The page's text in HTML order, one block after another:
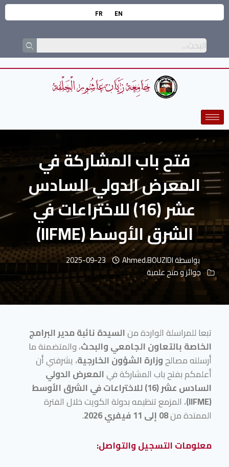
EN
FR
فتح باب المشاركة في
المعرض الدولي السادس
عشر (16) للاختراعات في
الشرق الأوسط (IIFME)
بواسطةAhmed.BOUZIDI
2025-09-23
جوائز و منح علمية
تبعا للمراسلة الواردة منالسيدة نائبة مدير البرامج
الخاصة بالتعاون الجامعي والبحث، والمتضمنة ما
أرسلته مصالحوزارة الشؤون الخارجية، يشرفني أن
أعلمكم بفتح باب المشاركة فيالمعرض الدولي
السادس عشر (16) للاختراعات في الشرق الأوسط
(IIFME)
، المزمع تنظيمه بدولة الكويت خلال الفترة
الممتدة من08إلى 11 فيفري 2026
.
معلومات التسجيل والتواصل: